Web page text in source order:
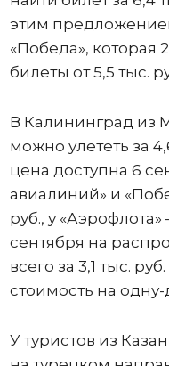
этим
«Победа», которая
билеты от 5,5 тыс.
В Калининград из
можно улететь за
цена доступна 6
авиалиний» и
руб., у «Аэрофлота»
сентября на
всего за 3,1 тыс.
стоимость на
У туристов из